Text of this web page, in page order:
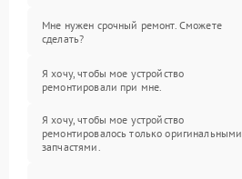
Мне нужен срочный ремонт. Сможете
сделать?
Я хочу, чтобы мое устройство
ремонтировали при мне.
Я хочу, чтобы мое устройство
ремонтировалось только оригинальными
запчастями.